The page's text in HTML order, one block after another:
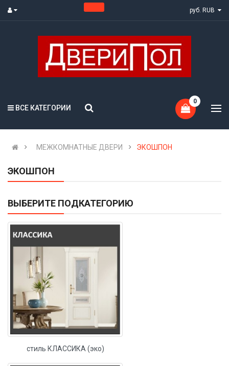
ВСЕ КАТЕГОРИИ
0
МЕЖКОМНАТНЫЕ ДВЕРИ ЭКОШПОН
ЭКОШПОН
ВЫБЕРИТЕ ПОДКАТЕГОРИЮ
стиль КЛАССИКА (эко)